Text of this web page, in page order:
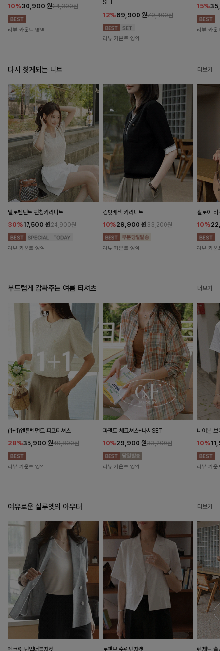
10%30,900 원34,300원
리뷰 카운트 영역
SET
12%69,900 원79,400원
리뷰 카운트 영역
15%
리뷰 카운
다시 찾게되는 니트 더보기
델로펜던트 펀칭카라니트
30%17,500 원24,900원
리뷰 카운트 영역
킹밋배색 카라니트
10%29,900 원33,200원
리뷰 카운트 영역
캘로이 비
10%
리뷰 카운
부드럽게 감싸주는 여름 티셔츠 더보기
(1+1)앤튼펜던트 퍼프티셔츠
28%35,900 원49,800원
리뷰 카운트 영역
파앤트 체크셔츠+나시SET
10%29,900 원33,200원
리뷰 카운트 영역
니어븐 브
10%
리뷰 카운
여유로운 실루엣의 아우터 더보기
엔크릿 턴업더블자켓 로엔브 숏린넨자켓 렌체드